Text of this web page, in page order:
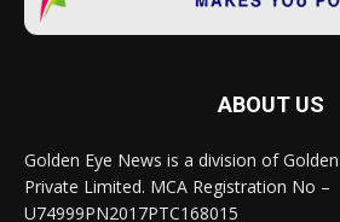
ABOUT US
Golden Eye News is a division of
Private Limited. MCA Registration No –
U74999PN2017PTC168015